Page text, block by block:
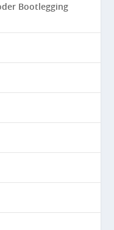
Bootlegging